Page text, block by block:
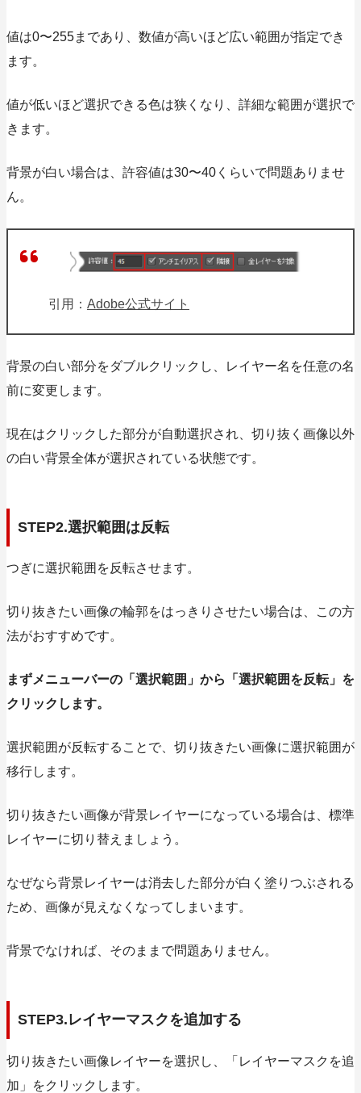
値は0〜255まであり、数値が高いほど広い範囲が指定でき
ます。
値が低いほど選択できる色は狭くなり、詳細な範囲が選択で
きます。
背景が白い場合は、許容値は30〜40くらいで問題ありませ
ん。
引用： Adobe公式サイト
背景の白い部分をダブルクリックし、レイヤー名を任意の名
前に変更します。
現在はクリックした部分が自動選択され、切り抜く画像以外
の白い背景全体が選択されている状態です。
STEP2.選択範囲は反転
つぎに選択範囲を反転させます。
切り抜きたい画像の輪郭をはっきりさせたい場合は、この方
法がおすすめです。
まずメニューバーの 「選択範囲」から「選択範囲を反転」 を
クリックします。
選択範囲が反転することで、切り抜きたい画像に選択範囲が
移行します。
切り抜きたい画像が背景レイヤーになっている場合は、標準
レイヤーに切り替えましょう。
なぜなら背景レイヤーは消去した部分が白く塗りつぶされる
ため、画像が見えなくなってしまいます。
背景でなければ、そのままで問題ありません。
STEP3.レイヤーマスクを追加する
切り抜きたい画像レイヤーを選択し、
「レイヤーマスクを追
加」
をクリックします。